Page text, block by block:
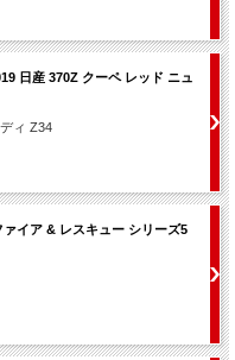
日産 370Z クーペ レッド ニュ
ィ Z34
イア & レスキュー シリーズ5